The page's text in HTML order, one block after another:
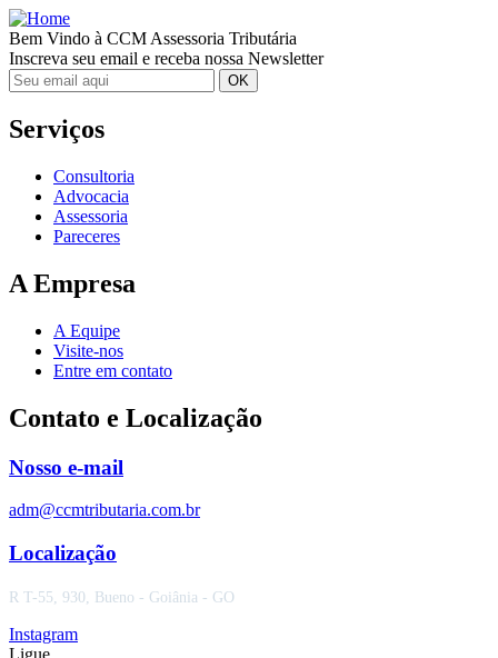
Bem Vindo à CCM Assessoria Tributária
Inscreva seu email e receba nossa Newsletter
Serviços
Consultoria
Advocacia
Assessoria
Pareceres
A Empresa
A Equipe
Visite-nos
Entre em contato
Contato e Localização
Nosso e-mail
adm@ccmtributaria.com.br
Localização
R T-55, 930, Bueno - Goiânia - GO
Instagram
Ligue